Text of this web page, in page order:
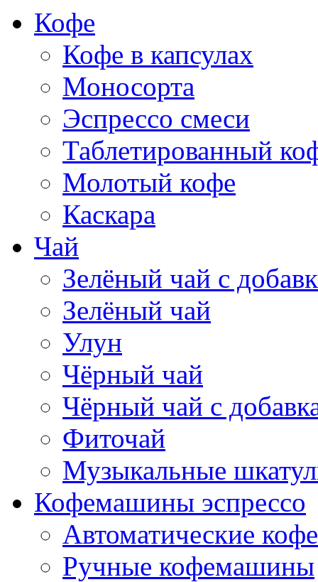
Кофе
Кофе в капсулах
Моносорта
Эспрессо смеси
Таблетированный
Молотый кофе
Каскара
Чай
Зелёный чай с
Зелёный чай
Улун
Чёрный чай
Чёрный чай с
Фиточай
Музыкальные
Кофемашины эспрессо
Автоматические
Ручные кофемашины